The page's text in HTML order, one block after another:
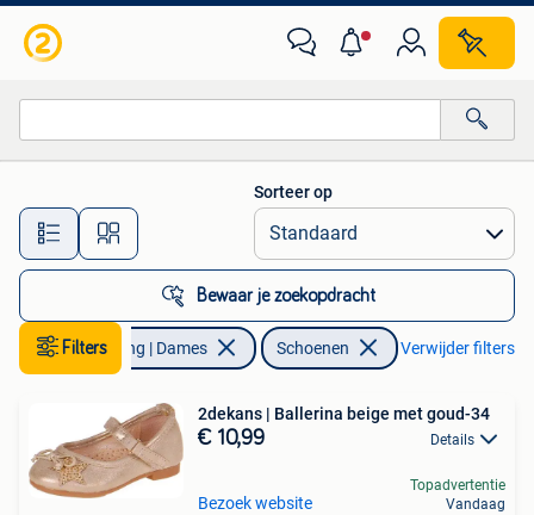
Alle afstanden…
Sorteer op
Bewaar je zoekopdracht
FiltersKleding | Dames Schoenen Verwijder filters
2dekans | Ballerina beige met goud-34
€ 10,99 Details
Bezoek website
Topadvertentie
Vandaag